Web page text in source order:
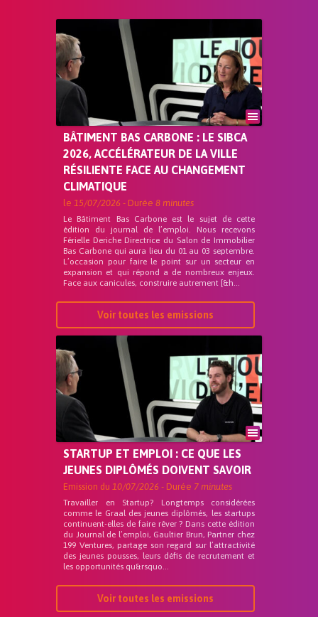
BÂTIMENT BAS CARBONE : LE SIBCA
2026, ACCÉLÉRATEUR DE LA VILLE
RÉSILIENTE FACE AU CHANGEMENT
CLIMATIQUE
le 15/07/2026 - Durée 8 minutes
Le Bâtiment Bas Carbone est le sujet de cette
édition du journal de l’emploi. Nous recevons
Férielle Deriche Directrice du Salon de Immobilier
Bas Carbone qui aura lieu du 01 au 03 septembre.
L’occasion pour faire le point sur un secteur en
expansion et qui répond a de nombreux enjeux.
Face aux canicules, construire autrement [&h...
Voir toutes les emissions
STARTUP ET EMPLOI : CE QUE LES
JEUNES DIPLÔMÉS DOIVENT SAVOIR
Emission du 10/07/2026 - Durée 7 minutes
Travailler en Startup? Longtemps considérées
comme le Graal des jeunes diplômés, les startups
continuent-elles de faire rêver ? Dans cette édition
du Journal de l’emploi, Gaultier Brun, Partner chez
199 Ventures, partage son regard sur l’attractivité
des jeunes pousses, leurs défis de recrutement et
les opportunités qu&rsquo...
Voir toutes les emissions